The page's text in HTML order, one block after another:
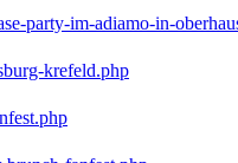
party-im-adiamo-in-
krefeld.php